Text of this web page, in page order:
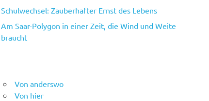
Schulwechsel: Zauberhafter Ernst des Lebens
Am Saar-Polygon in einer Zeit, die Wind und Weite
braucht
Von anderswo
Von hier